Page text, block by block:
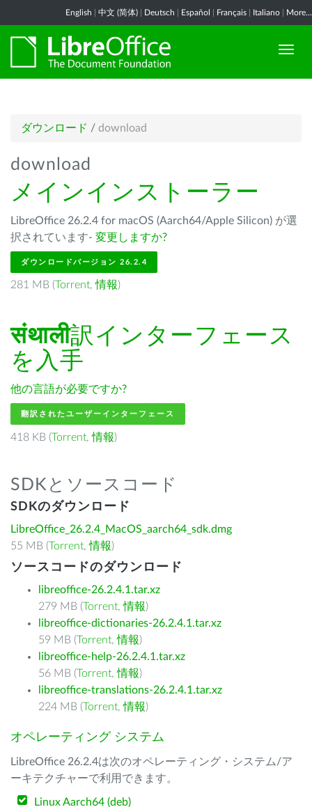
English 中文 (简体) Deutsch Español Français Italiano More...
ダウンロード / download
download
メインインストーラー
LibreOffice 26.2.4 for macOS (Aarch64/Apple Silicon) が選
択されています- 変更しますか?
ダウンロードバージョン 26.2.4
281 MB (Torrent,情報)
संथाली訳インターフェース
を入手
他の言語が必要ですか?
翻訳されたユーザーインターフェース
418 KB (Torrent,情報)
SDKとソースコード
SDKのダウンロード
LibreOffice_26.2.4_MacOS_aarch64_sdk.dmg
55 MB (Torrent,情報)
ソースコードのダウンロード
libreoffice-26.2.4.1.tar.xz
279 MB (Torrent,情報)
libreoffice-dictionaries-26.2.4.1.tar.xz
59 MB (Torrent,情報)
libreoffice-help-26.2.4.1.tar.xz
56 MB (Torrent,情報)
libreoffice-translations-26.2.4.1.tar.xz
224 MB (Torrent,情報)
オペレーティング システム
LibreOffice 26.2.4は次のオペレーティング・システム/ア
ーキテクチャーで利用できます。
Linux Aarch64 (deb)